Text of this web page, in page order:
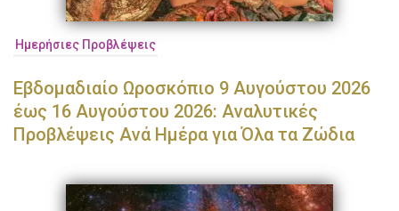
Ημερήσιες Προβλέψεις
Εβδομαδιαίο Ωροσκόπιο 9 Αυγούστου 2026
έως 16 Αυγούστου 2026: Αναλυτικές
Προβλέψεις Ανά Ημέρα για Όλα τα Ζώδια